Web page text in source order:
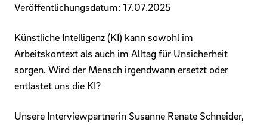
Veröffentlichungsdatum: 17.07.2025
Künstliche Intelligenz (KI) kann sowohl im
Arbeitskontext als auch im Alltag für Unsicherheit
sorgen. Wird der Mensch irgendwann ersetzt oder
entlastet uns die KI?
Unsere Interviewpartnerin Susanne Renate Schneider,